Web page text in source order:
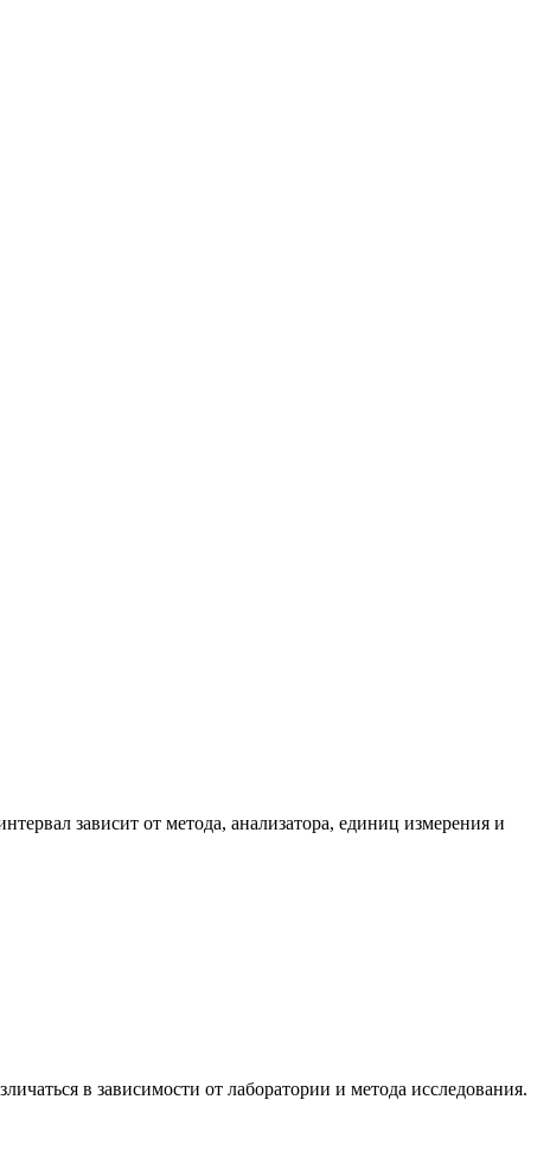
зависит от метода, анализатора, единиц измерения и
в зависимости от лаборатории и метода исследования.